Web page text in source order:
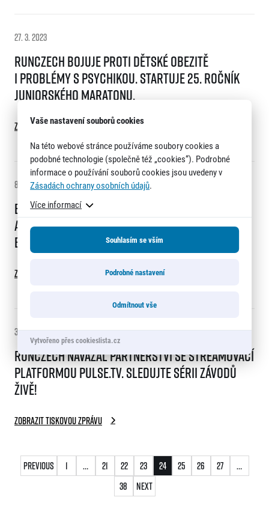
RunCzech bojuje proti dětské obezitě
i problémy s psychikou. Startuje 25. ročník
Juniorského maratonu.
27. 3. 2023
Zobrazit tiskovou zprávu
EuroHeroes hledá nové hvězdy evropské
atletiky. Do Česka přilákala už přes 11 tisíc
běžců ze zahraničí
8. 3. 2023
Zobrazit tiskovou zprávu
RunCzech navázal partnerství se streamovací
platformou Pulse.tv. Sledujte sérii závodů
živě!
3. 3. 2023
Zobrazit tiskovou zprávu
Stránkování
příspěvků
Previous 1 … 21 22 23 24 25 26 27
…
38
Next
Vaše nastavení souborů cookies
Na této webové stránce používáme soubory cookies a
podobné technologie (společně též „cookies“). Podrobné
informace o používání souborů cookies jsou uvedeny v
Zásadách ochrany osobních údajů.
Více informací
Souhlasím se vším
Podrobné nastavení
Odmítnout vše
Vytvořeno přes cookieslista.cz